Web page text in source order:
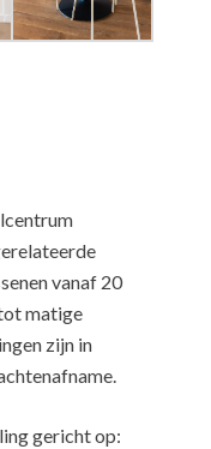
vanaf 20
matige
zijn in
gericht op: